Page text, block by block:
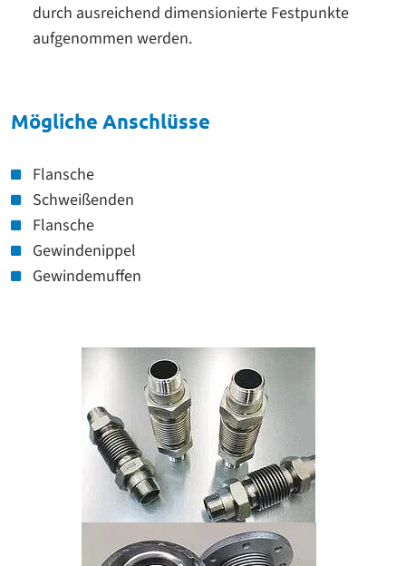
durch ausreichend dimensionierte Festpunkte
aufgenommen werden.
Mögliche Anschlüsse
Flansche
Schweißenden
Flansche
Gewindenippel
Gewindemuffen